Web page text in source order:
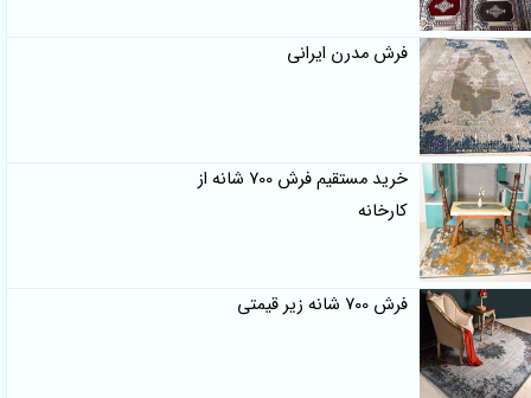
فرش مدرن ایرانی
خرید مستقیم فرش 700 شانه از
کارخانه
فرش 700 شانه زیر قیمتی